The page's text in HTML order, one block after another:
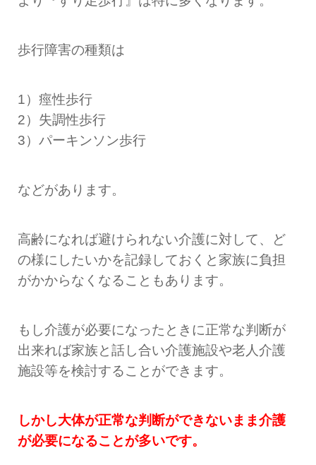
歩行障害の種類は
1）痙性歩行
2）失調性歩行
3）パーキンソン歩行
などがあります。
高齢になれば避けられない介護に対して、ど
の様にしたいかを記録しておくと家族に負担
がかからなくなることもあります。
もし介護が必要になったときに正常な判断が
出来れば家族と話し合い介護施設や老人介護
施設等を検討することができます。
しかし大体が正常な判断ができないまま介護
が必要になることが多いです。